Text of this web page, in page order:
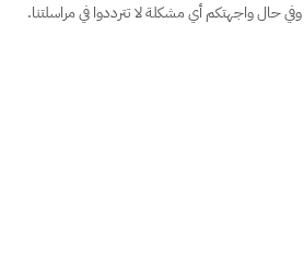
حال واجهتكم أي مشكلة لا تترددوا في مراسلتنا.